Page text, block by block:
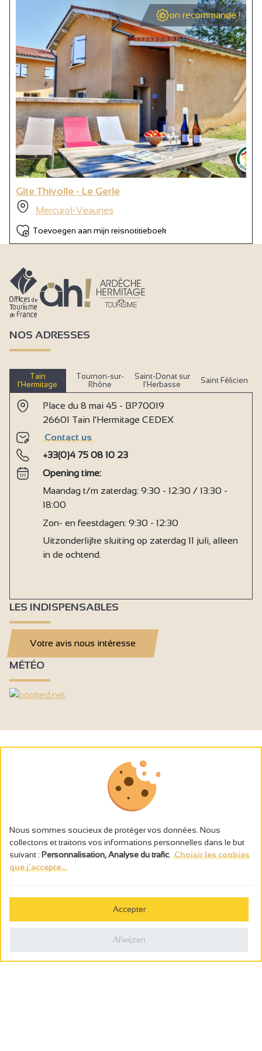
on recommande !
Gîte Thivolle - Le Gerle
Mercurol-Veaunes
Toevoegen aan mijn reisnotitieboek
NOS ADRESSES
Tain
l’Hermitage
Tournon-sur-
Rhône
Saint-Donat sur
l’Herbasse
Saint Félicien
Place du 8 mai 45 - BP70019
26601 Tain l'Hermitage CEDEX
Contact us
+33(0)4 75 08 10 23
Opening time:
Maandag t/m zaterdag: 9:30 - 12:30 / 13:30 -
18:00
Zon- en feestdagen: 9:30 - 12:30
Uitzonderlijke sluiting op zaterdag 11 juli, alleen
in de ochtend.
LES INDISPENSABLES
Votre avis nous intéresse
MÉTÉO
L’abus d’alcool est dangereux pour la santé, à consommer avec
Politique de confidentialité
Nous sommes soucieux de protéger vos données. Nous
collectons et traitons vos informations personnelles dans le but
suivant : Personnalisation, Analyse du trafic Choisir les cookies
que j'accepte...
Accepter
Afwijzen